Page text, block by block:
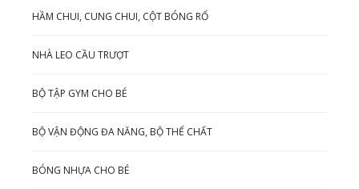
HẦM CHUI, CUNG CHUI, CỘT BÓNG RỔ
NHÀ LEO CẦU TRƯỢT
BỘ TẬP GYM CHO BÉ
BỘ VẬN ĐỘNG ĐA NĂNG, BỘ THỂ CHẤT
BÓNG NHỰA CHO BÉ